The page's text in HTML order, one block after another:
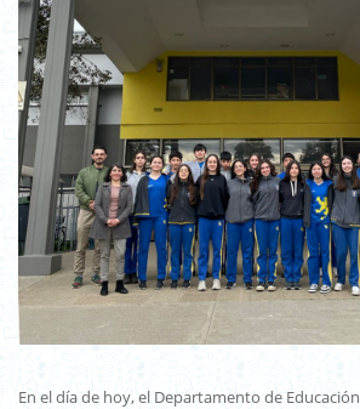
En el día de hoy, el Departamento de